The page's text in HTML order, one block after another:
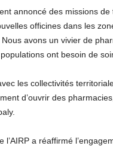
annoncé des missions
officines dans les
avons un vivier de
ont besoin de
les collectivités
d’ouvrir des
l’AIRP a réaffirmé